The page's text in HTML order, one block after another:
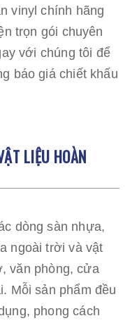
vinyl chính hãng
trọn gói chuyên
với chúng tôi để
báo giá chiết khấu
LIỆU HOÀN
dòng sàn nhựa,
ngoài trời và vật
văn phòng, cửa
Mỗi sản phẩm đều
phong cách